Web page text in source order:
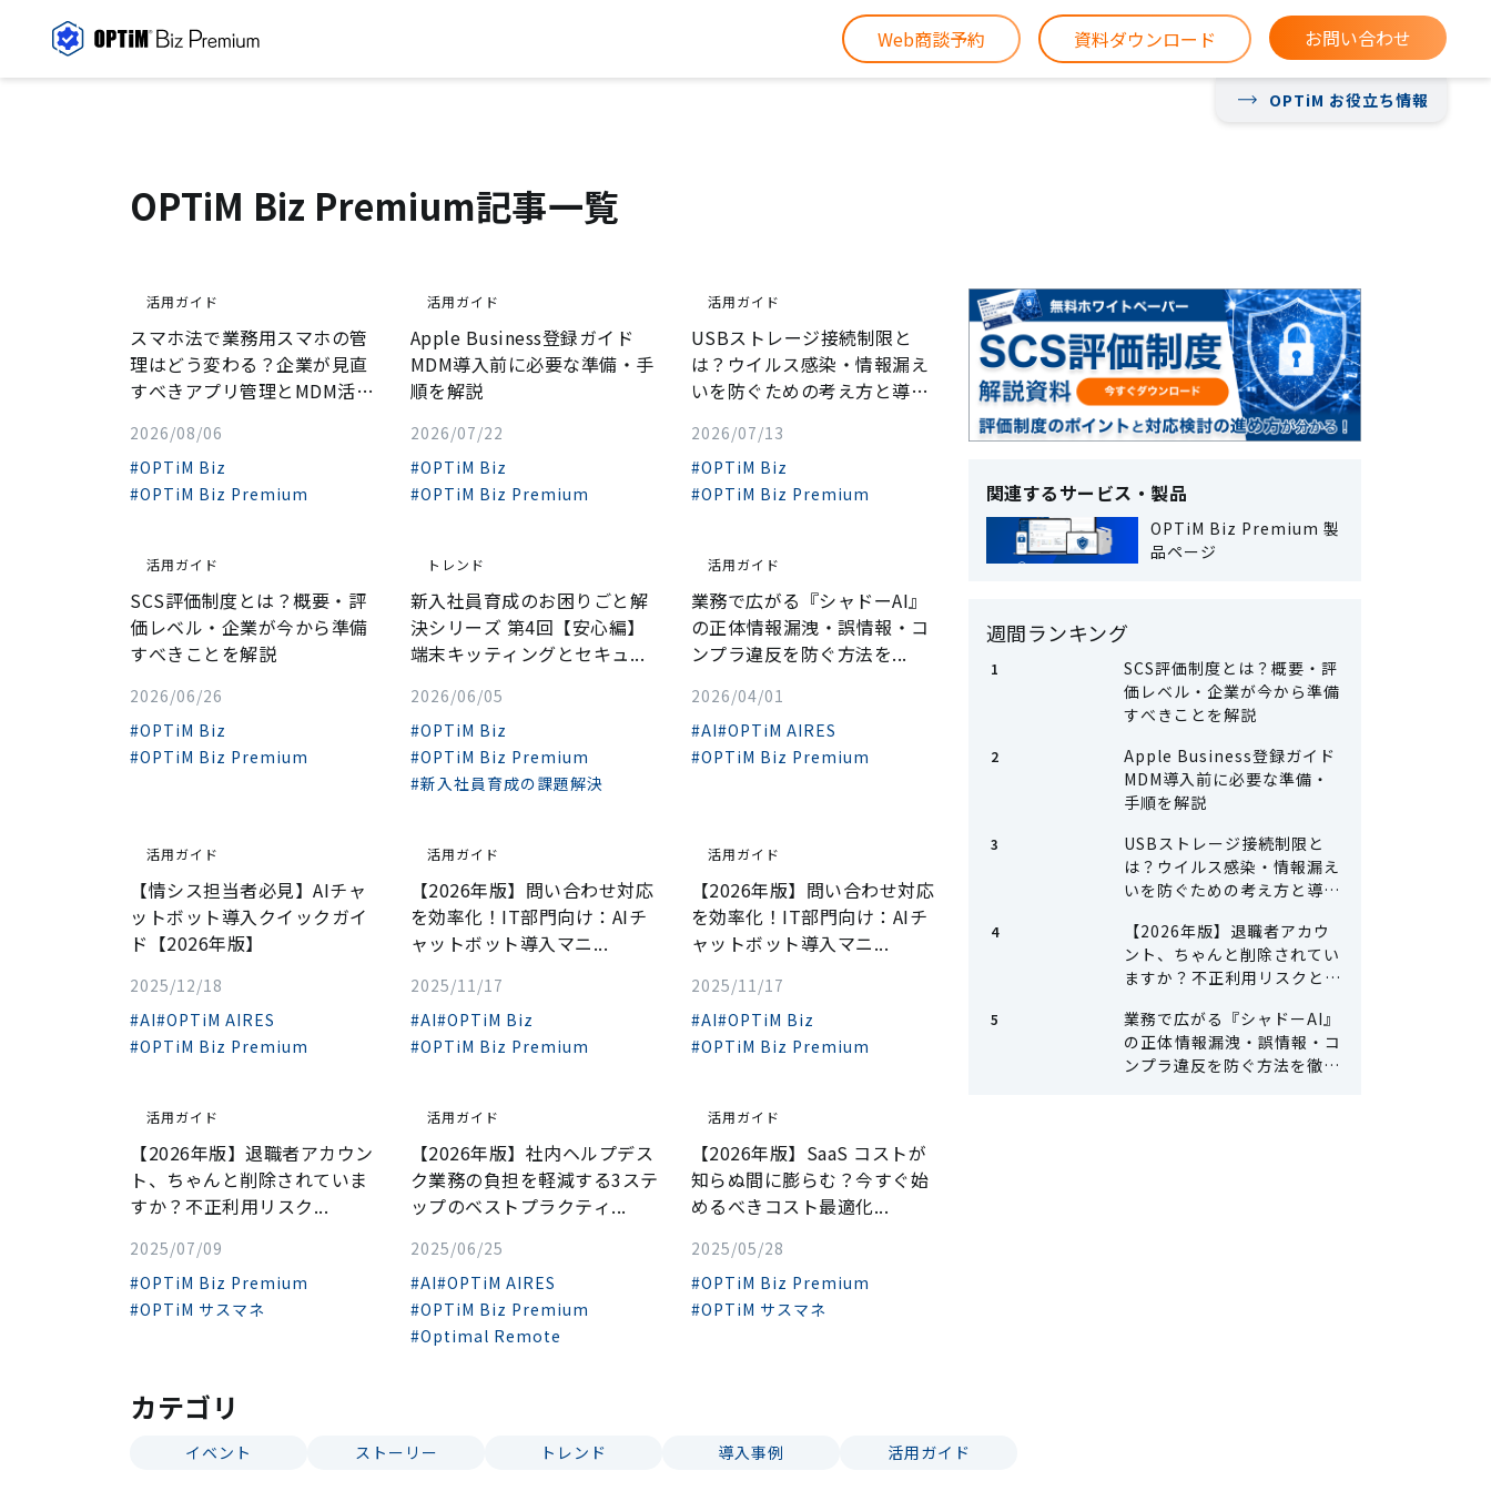
Web商談予約 資料ダウンロード お問い合わせ
OPTiM お役立ち情報
OPTiM Biz Premium記事一覧
活用ガイド
スマホ法で業務用スマホの管
理はどう変わる？企業が見直
すべきアプリ管理とMDM活
2026/08/06
#OPTiM Biz
#OPTiM Biz Premium
活用ガイド
Apple Business登録ガイド
MDM導入前に必要な準備・手
順を解説
2026/07/22
#OPTiM Biz
#OPTiM Biz Premium
活用ガイド
USBストレージ接続制限と
は？ウイルス感染・情報漏え
いを防ぐための考え方と導入
2026/07/13
#OPTiM Biz
#OPTiM Biz Premium
活用ガイド
SCS評価制度とは？概要・評
価レベル・企業が今から準備
すべきことを解説
2026/06/26
#OPTiM Biz
#OPTiM Biz Premium
トレンド
新入社員育成のお困りごと解
決シリーズ 第4回【安心編】
端末キッティングとセキュ...
2026/06/05
#OPTiM Biz
#OPTiM Biz Premium
#新入社員育成の課題解決
活用ガイド
業務で広がる『シャドーAI』
の正体――情報漏洩・誤情報・コ
ンプラ違反を防ぐ方法を...
2026/04/01
#AI#OPTiM AIRES
#OPTiM Biz Premium
活用ガイド
【情シス担当者必見】AIチャ
ットボット導入クイックガイ
ド【2026年版】
2025/12/18
#AI#OPTiM AIRES
#OPTiM Biz Premium
活用ガイド
【2026年版】問い合わせ対応
を効率化！IT部門向け：AIチ
ャットボット導入マニ...
2025/11/17
#AI#OPTiM Biz
#OPTiM Biz Premium
活用ガイド
【2026年版】問い合わせ対応
を効率化！IT部門向け：AIチ
ャットボット導入マニ...
2025/11/17
#AI#OPTiM Biz
#OPTiM Biz Premium
活用ガイド
【2026年版】退職者アカウン
ト、ちゃんと削除されていま
すか？――不正利用リスク...
2025/07/09
#OPTiM Biz Premium
#OPTiM サスマネ
活用ガイド
【2026年版】社内ヘルプデス
ク業務の負担を軽減する3ステ
ップのベストプラクティ...
2025/06/25
#AI#OPTiM AIRES
#OPTiM Biz Premium
#Optimal Remote
活用ガイド
【2026年版】SaaS コストが
知らぬ間に膨らむ？今すぐ始
めるべきコスト最適化...
2025/05/28
#OPTiM Biz Premium
#OPTiM サスマネ
関連するサービス・製品
OPTiM Biz Premium 製
品ページ
週間ランキング
SCS評価制度とは？概要・評
価レベル・企業が今から準備
すべきことを解説
Apple Business登録ガイド
MDM導入前に必要な準備・
手順を解説
USBストレージ接続制限と
は？ウイルス感染・情報漏え
いを防ぐための考え方と導入
【2026年版】退職者アカウ
ント、ちゃんと削除されてい
ますか？――不正利用リスクとそ
業務で広がる『シャドーAI』
の正体――情報漏洩・誤情報・コ
ンプラ違反を防ぐ方法を徹底
カテゴリ
イベント ストーリー トレンド 導入事例 活用ガイド